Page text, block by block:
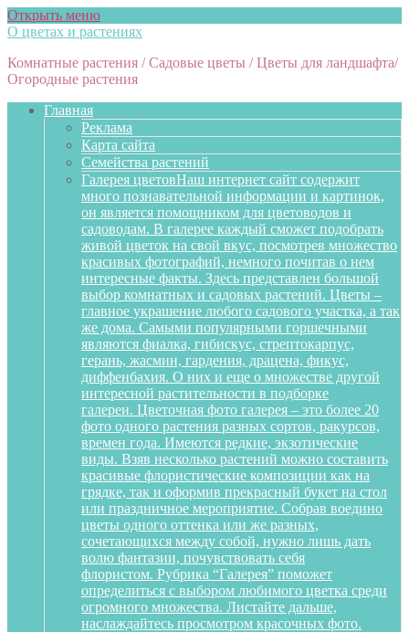
Открыть меню
О цветах и растениях
Комнатные растения / Садовые цветы / Цветы для ландшафта/
Огородные растения
Главная
Реклама
Карта сайта
Семейства растений
Галерея цветовНаш интернет сайт содержит
много познавательной информации и картинок,
он является помощником для цветоводов и
садоводам. В галерее каждый сможет подобрать
живой цветок на свой вкус, посмотрев множество
красивых фотографий, немного почитав о нем
интересные факты. Здесь представлен большой
выбор комнатных и садовых растений. Цветы –
главное украшение любого садового участка, а так
же дома. Самыми популярными горшечными
являются фиалка, гибискус, стрептокарпус,
герань, жасмин, гардения, драцена, фикус,
диффенбахия. О них и еще о множестве другой
интересной растительности в подборке
галереи. Цветочная фото галерея – это более 20
фото одного растения разных сортов, ракурсов,
времен года. Имеются редкие, экзотические
виды. Взяв несколько растений можно составить
красивые флористические композиции как на
грядке, так и оформив прекрасный букет на стол
или праздничное мероприятие. Собрав воедино
цветы одного оттенка или же разных,
сочетающихся между собой, нужно лишь дать
волю фантазии, почувствовать себя
флористом. Рубрика “Галерея” поможет
определиться с выбором любимого цветка среди
огромного множества. Листайте дальше,
наслаждайтесь просмотром красочных фото.